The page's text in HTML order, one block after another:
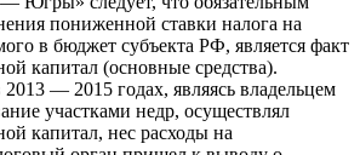
пониженной ставки налога на
в бюджет субъекта РФ, является факт
капитал (основные средства).
— 2015 годах, являясь владельцем
участками недр, осуществлял
капитал, нес расходы на